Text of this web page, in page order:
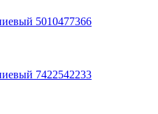
5010477366
7422542233